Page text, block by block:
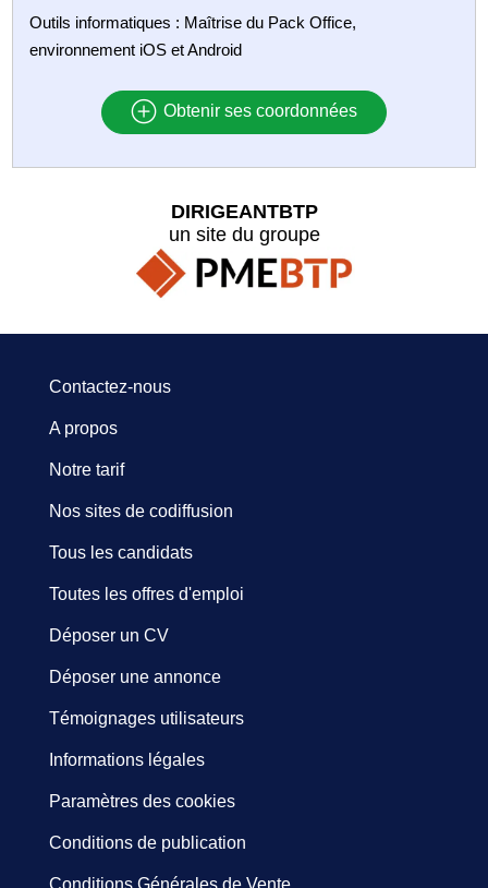
Outils informatiques : Maîtrise du Pack Office,
environnement iOS et Android
Obtenir ses coordonnées
DIRIGEANTBTP
un site du groupe
Contactez-nous
A propos
Notre tarif
Nos sites de codiffusion
Tous les candidats
Toutes les offres d'emploi
Déposer un CV
Déposer une annonce
Témoignages utilisateurs
Informations légales
Paramètres des cookies
Conditions de publication